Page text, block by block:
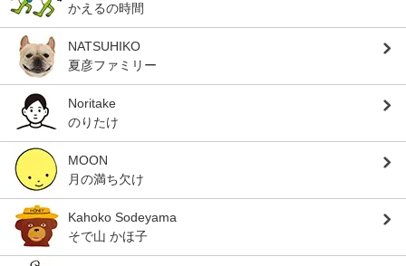
かえるの時間
NATSUHIKO
夏彦ファミリー
Noritake
のりたけ
MOON
月の満ち欠け
Kahoko Sodeyama
そで山 かほ子